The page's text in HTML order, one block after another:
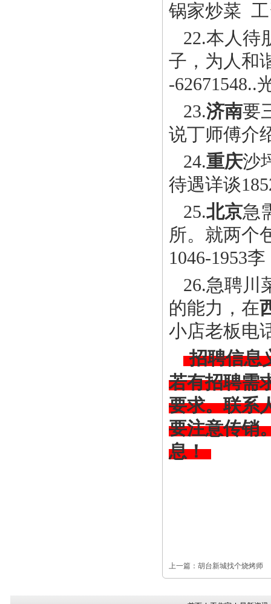
锅家炒菜 工
22.本人待
子，为人和
-62671548..
23.济南要
说丁师傅介
24.重庆沙
待遇详谈
25.北京急
所。就两个
1046-1953李
26.急聘川
的能力，在
小店老板电
招聘信息
若有招聘需
要求。联系
要注意传销
息！
上一篇： 胡台新城找个烧烤师